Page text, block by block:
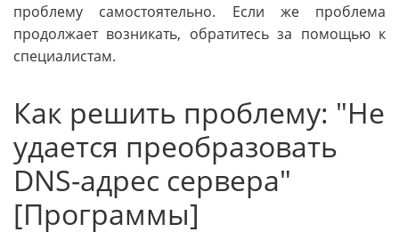
проблему самостоятельно. Если же проблема
продолжает возникать, обратитесь за помощью к
специалистам.
Как решить проблему: "Не
удается преобразовать
DNS-адрес сервера"
[Программы]